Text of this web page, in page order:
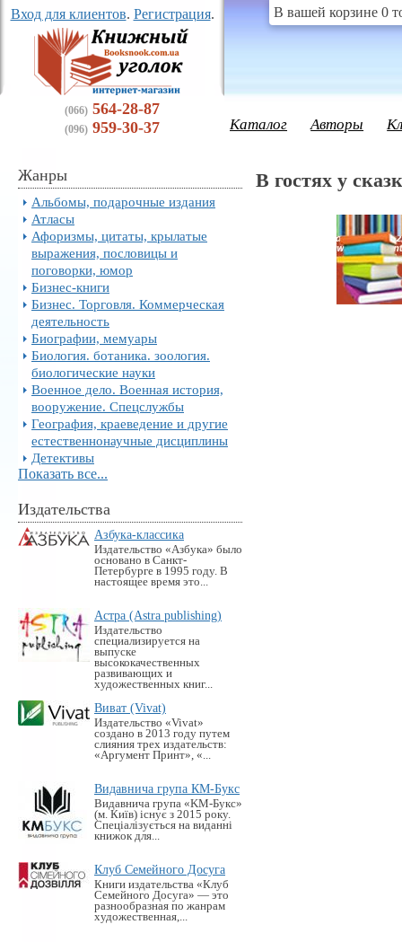
Вход для клиентов. Регистрация.
(066) 564-28-87
(096) 959-30-37
В вашей корзине 0
Каталог Авторы
Жанры
Альбомы, подарочные издания
Атласы
Афоризмы, цитаты, крылатые
выражения, пословицы и
поговорки, юмор
Бизнес-книги
Бизнес. Торговля. Коммерческая
деятельность
Биографии, мемуары
Биология. ботаника. зоология.
биологические науки
Военное дело. Военная история,
вооружение. Спецслужбы
География, краеведение и другие
естественнонаучные дисциплины
Детективы
Показать все...
Издательства
Азбука-классика
Издательство «Азбука» было
основано в Санкт-
Петербурге в 1995 году. В
настоящее время это...
Астра (Astra publishing)
Издательство
специализируется на
выпуске
высококачественных
развивающих и
художественных книг...
Виват (Vivat)
Издательство «Vivat»
создано в 2013 году путем
слияния трех издательств:
«Аргумент Принт», «...
Видавнича група КМ-Букс
Видавнича група «KM-Букс»
(м. Київ) існує з 2015 року.
Спеціалізується на виданні
книжок для...
Клуб Семейного Досуга
Книги издательства «Клуб
Семейного Досуга» — это
разнообразная по жанрам
художественная,...
В гостях у